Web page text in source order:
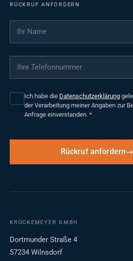
RÜCKRUF ANFORDERN
Ihr Name
Ihre Telefonnummer
Ich habe die Datenschutzerklärung
der Verarbeitung meiner Angaben zur
Anfrage einverstanden. *
Rückruf anfordern
KRÜCKEMEYER GMBH
Dortmunder Straße 4
57234 Wilnsdorf